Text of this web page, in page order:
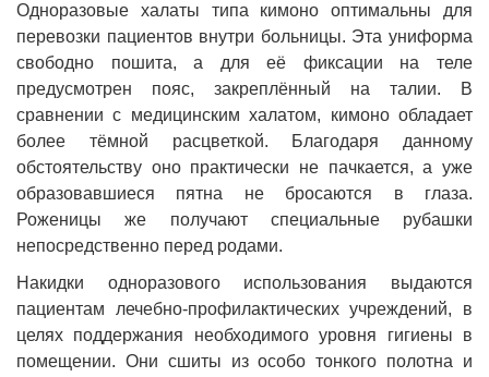
Одноразовые халаты типа кимоно оптимальны для
перевозки пациентов внутри больницы. Эта униформа
свободно пошита, а для её фиксации на теле
предусмотрен пояс, закреплённый на талии. В
сравнении с медицинским халатом, кимоно обладает
более тёмной расцветкой. Благодаря данному
обстоятельству оно практически не пачкается, а уже
образовавшиеся пятна не бросаются в глаза.
Роженицы же получают специальные рубашки
непосредственно перед родами.
Накидки одноразового использования выдаются
пациентам лечебно-профилактических учреждений, в
целях поддержания необходимого уровня гигиены в
помещении. Они сшиты из особо тонкого полотна и